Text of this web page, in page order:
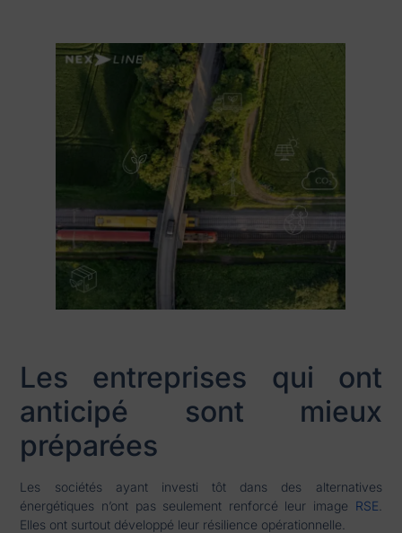
Les entreprises qui ont
anticipé sont mieux
préparées
Les sociétés ayant investi tôt dans des alternatives
énergétiques n’ont pas seulement renforcé leur image RSE
Elles ont surtout développé leur résilience opérationnelle.